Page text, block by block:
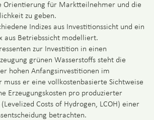
Orientierung für Marktteilnehmer und die
zu geben.
Indizes aus Investitionssicht und ein
aus Betriebssicht modelliert.
zur Investition in einen
grünen Wasserstoffs steht die
hohen Anfangsinvestitionen im
muss er eine vollkostenbasierte Sichtweise
Erzeugungskosten pro produzierter
Costs of Hydrogen, LCOH) einer
betrachten.